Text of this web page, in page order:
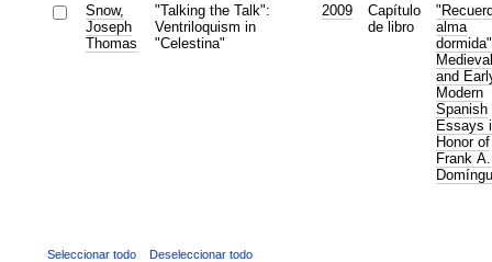
Snow,
Joseph
Thomas
"Talking the Talk":
Ventriloquism in
"Celestina"
2009
Capítulo
de libro
alma
Medieval
and
Modern
Spanish
Essays
Honor of
Frank A.
Seleccionar todo Deseleccionar todo